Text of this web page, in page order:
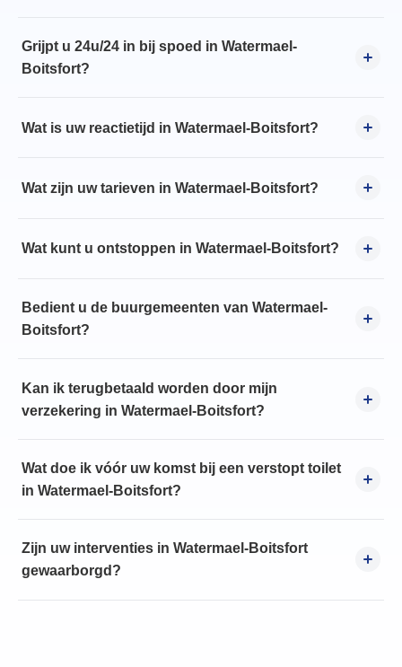
Grijpt u 24u/24 in bij spoed in Watermael-
Boitsfort?
Wat is uw reactietijd in Watermael-Boitsfort?
Wat zijn uw tarieven in Watermael-Boitsfort?
Wat kunt u ontstoppen in Watermael-Boitsfort?
Bedient u de buurgemeenten van Watermael-
Boitsfort?
Kan ik terugbetaald worden door mijn
verzekering in Watermael-Boitsfort?
Wat doe ik vóór uw komst bij een verstopt toilet
in Watermael-Boitsfort?
Zijn uw interventies in Watermael-Boitsfort
gewaarborgd?